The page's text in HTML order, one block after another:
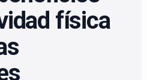
física